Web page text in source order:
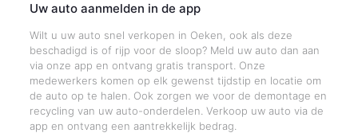
Uw auto aanmelden in de app
Wilt u uw auto snel verkopen in Oeken, ook als deze
beschadigd is of rijp voor de sloop? Meld uw auto dan aan
via onze app en ontvang gratis transport. Onze
medewerkers komen op elk gewenst tijdstip en locatie om
de auto op te halen. Ook zorgen we voor de demontage en
recycling van uw auto-onderdelen. Verkoop uw auto via de
app en ontvang een aantrekkelijk bedrag.